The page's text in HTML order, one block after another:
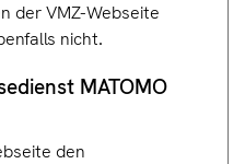
der VMZ-Webseite
nicht.
MATOMO
den